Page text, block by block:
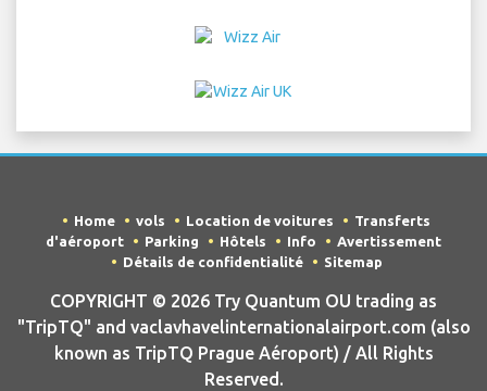
Home vols Location de voitures
Transferts
d'aéroport
Parking Hôtels Info
Avertissement
Détails de confidentialité
Sitemap
COPYRIGHT © 2026 Try Quantum OU trading as
"TripTQ" and vaclavhavelinternationalairport.com (also
known as TripTQ Prague Aéroport) / All Rights
Reserved.